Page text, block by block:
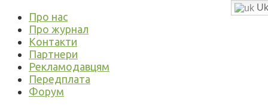
Про нас
Про журнал
Контакти
Партнери
Рекламодавцям
Передплата
Форум